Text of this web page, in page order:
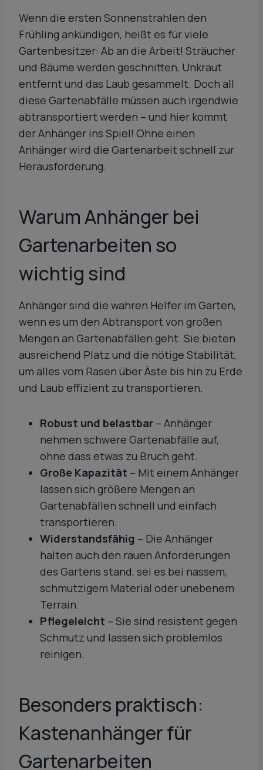
Wenn die ersten Sonnenstrahlen den
Frühling ankündigen, heißt es für viele
Gartenbesitzer: Ab an die Arbeit! Sträucher
und Bäume werden geschnitten, Unkraut
entfernt und das Laub gesammelt. Doch all
diese Gartenabfälle müssen auch irgendwie
abtransportiert werden – und hier kommt
der Anhänger ins Spiel! Ohne einen
Anhänger wird die Gartenarbeit schnell zur
Herausforderung.
Warum Anhänger bei
Gartenarbeiten so
wichtig sind
Anhänger sind die wahren Helfer im Garten,
wenn es um den Abtransport von großen
Mengen an Gartenabfällen geht. Sie bieten
ausreichend Platz und die nötige Stabilität,
um alles vom Rasen über Äste bis hin zu Erde
und Laub effizient zu transportieren.
Robust und belastbar – Anhänger
nehmen schwere Gartenabfälle auf,
ohne dass etwas zu Bruch geht.
Große Kapazität – Mit einem Anhänger
lassen sich größere Mengen an
Gartenabfällen schnell und einfach
transportieren.
Widerstandsfähig – Die Anhänger
halten auch den rauen Anforderungen
des Gartens stand, sei es bei nassem,
schmutzigem Material oder unebenem
Terrain.
Pflegeleicht – Sie sind resistent gegen
Schmutz und lassen sich problemlos
reinigen.
Besonders praktisch:
Kastenanhänger für
Gartenarbeiten